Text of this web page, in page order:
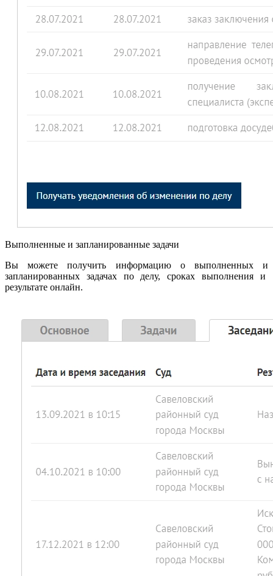
Выполненные и запланированные задачи
Вы можете получить информацию о выполненных и
запланированных задачах по делу, сроках выполнения и
результате онлайн.